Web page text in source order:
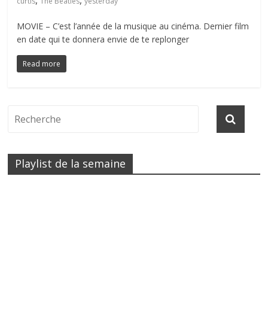
MOVIE – C’est l’année de la musique au cinéma. Dernier film
en date qui te donnera envie de te replonger
Read more
Playlist de la semaine